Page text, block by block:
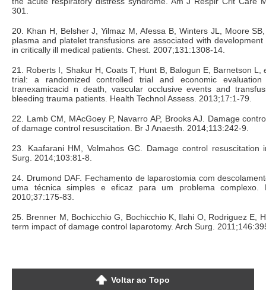
301.
20. Khan H, Belsher J, Yilmaz M, Afessa B, Winters JL, Moore
plasma and platelet transfusions are associated with
in critically ill medical patients. Chest. 2007;131:1308-14.
21. Roberts I, Shakur H, Coats T, Hunt B, Balogun E, Barnetson L,
trial: a randomized controlled trial and economic
tranexamicacid n death, vascular occlusive events and
bleeding trauma patients. Health Technol Assess. 2013;17:1-79.
22. Lamb CM, MAcGoey P, Navarro AP, Brooks AJ. Damage
of damage control resuscitation. Br J Anaesth. 2014;113:242-9.
23. Kaafarani HM, Velmahos GC. Damage control resuscitation
Surg. 2014;103:81-8.
24. Drumond DAF. Fechamento de laparostomia com
uma técnica simples e eficaz para um problema complexo.
2010;37:175-83.
25. Brenner M, Bochicchio G, Bochicchio K, Ilahi O, Rodriguez E,
term impact of damage control laparotomy. Arch Surg.
Voltar ao Topo